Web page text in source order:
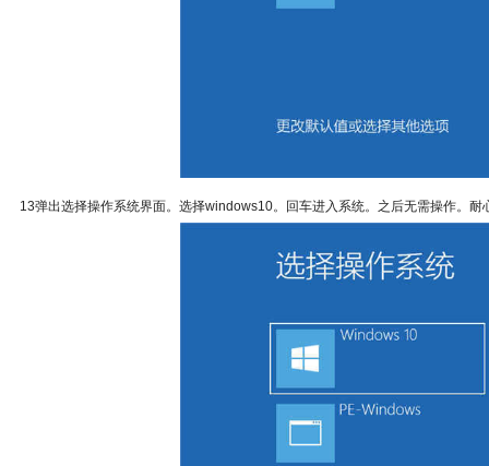
13弹出选择操作系统界面。选择windows10。回车进入系统。之后无需操作。耐